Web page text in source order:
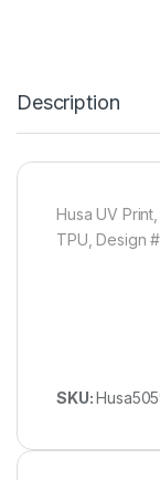
Description
Husa UV
TPU, Design
SKU: